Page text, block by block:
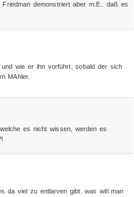
demonstriert aber m.E.. daß es
wie er ihn vorführt, sobald der sich
MAhler.
es nicht wissen, werden es
da viel zu entlarven gibt. was will man